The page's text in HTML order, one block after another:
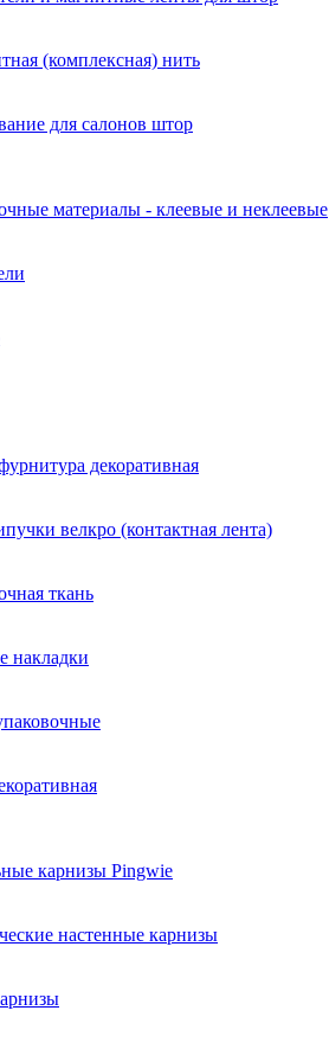
(комплексная) нить
для салонов штор
материалы - клеевые и неклеевые
декоративная
велкро (контактная лента)
ткань
накладки
карнизы Pingwie
настенные карнизы